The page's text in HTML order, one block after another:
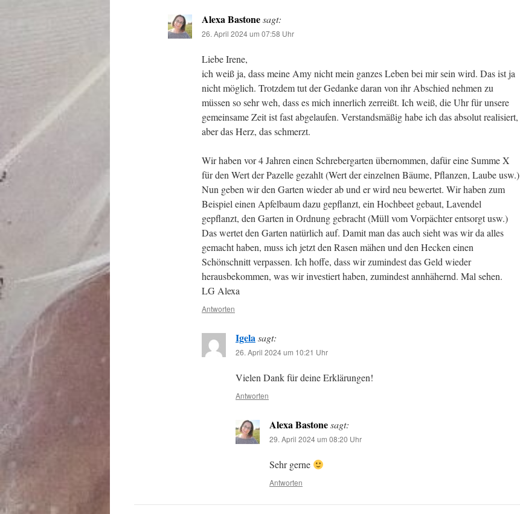
Alexa Bastonesagt:
26. April 2024 um 07:58 Uhr
Liebe Irene,
ich weiß ja, dass meine Amy nicht mein ganzes Leben bei mir sein wird. Das ist ja
nicht möglich. Trotzdem tut der Gedanke daran von ihr Abschied nehmen zu
müssen so sehr weh, dass es mich innerlich zerreißt. Ich weiß, die Uhr für unsere
gemeinsame Zeit ist fast abgelaufen. Verstandsmäßig habe ich das absolut realisiert,
aber das Herz, das schmerzt.
Wir haben vor 4 Jahren einen Schrebergarten übernommen, dafür eine Summe X
für den Wert der Pazelle gezahlt (Wert der einzelnen Bäume, Pflanzen, Laube usw.)
Nun geben wir den Garten wieder ab und er wird neu bewertet. Wir haben zum
Beispiel einen Apfelbaum dazu gepflanzt, ein Hochbeet gebaut, Lavendel
gepflanzt, den Garten in Ordnung gebracht (Müll vom Vorpächter entsorgt usw.)
Das wertet den Garten natürlich auf. Damit man das auch sieht was wir da alles
gemacht haben, muss ich jetzt den Rasen mähen und den Hecken einen
Schönschnitt verpassen. Ich hoffe, dass wir zumindest das Geld wieder
herausbekommen, was wir investiert haben, zumindest annhähernd. Mal sehen.
LG Alexa
Antworten
Igelasagt:
26. April 2024 um 10:21 Uhr
Vielen Dank für deine Erklärungen!
Antworten
Alexa Bastonesagt:
29. April 2024 um 08:20 Uhr
Sehr gerne
Antworten